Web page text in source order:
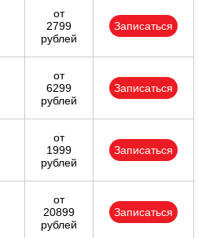
от
2799
рублей
Записаться
от
6299
рублей
Записаться
от
1999
рублей
Записаться
от
20899
рублей
Записаться